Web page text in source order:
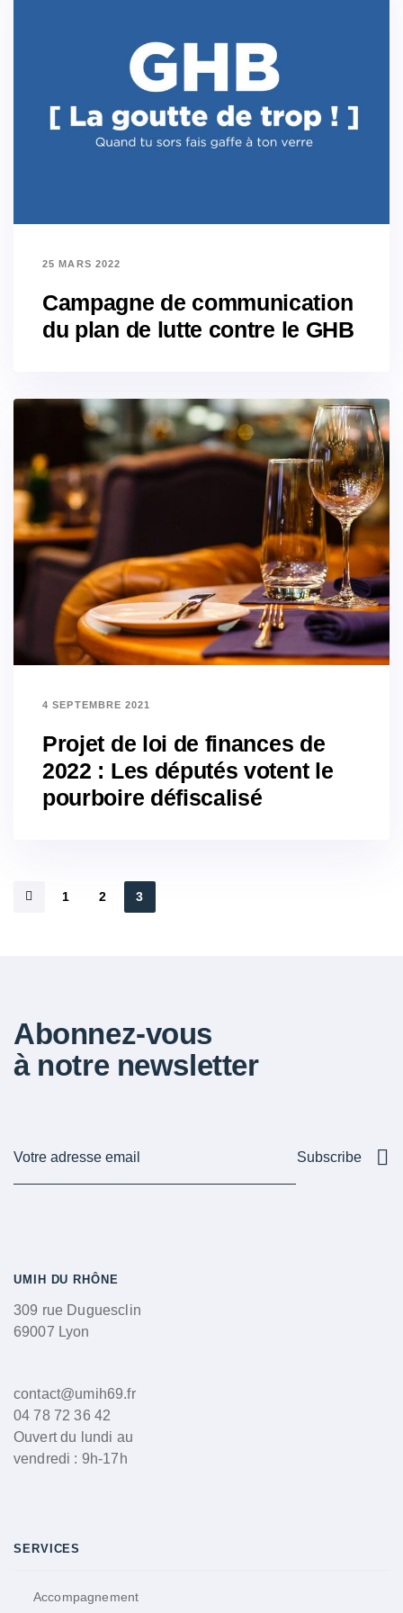
25 MARS 2022
Campagne de communication
du plan de lutte contre le GHB
4 SEPTEMBRE 2021
Projet de loi de finances de
2022 : Les députés votent le
pourboire défiscalisé
1 2 3
Abonnez-vous
à notre newsletter
Subscribe
UMIH DU RHÔNE
309 rue Duguesclin
69007 Lyon
contact@umih69.fr
04 78 72 36 42
Ouvert du lundi au
vendredi : 9h-17h
SERVICES
Accompagnement